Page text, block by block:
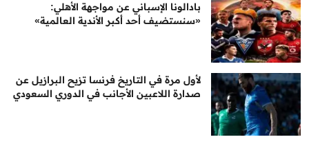
بادالونا الإسباني عن مواجهة الأهلي:
«سنستضيف أحد أكبر الأندية العالمية»
لأول مرة في التاريخ فرنسا تزيح البرازيل عن
صدارة اللاعبين الأجانب في الدوري السعودي